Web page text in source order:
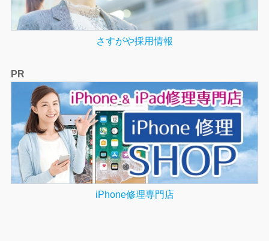
さすがや採用情報
PR
iPhone修理専門店